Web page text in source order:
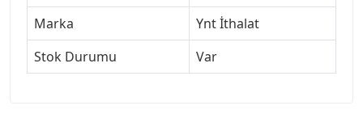
Marka
Ynt İthalat
Stok Durumu
Var